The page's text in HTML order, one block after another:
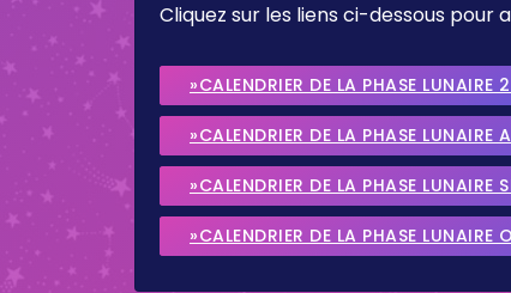
Cliquez sur les liens ci-dessous
»CALENDRIER DE LA PHASE LUNAIRE
»CALENDRIER DE LA PHASE
»CALENDRIER DE LA PHASE LUNAIRE
»CALENDRIER DE LA PHASE